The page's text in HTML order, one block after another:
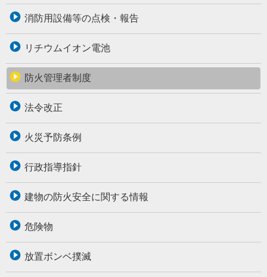
消防用設備等の点検・報告
リチウムイオン電池
防火管理者制度
法令改正
火災予防条例
行政指導指針
建物の防火安全に関する情報
危険物
放置ボンベ撲滅